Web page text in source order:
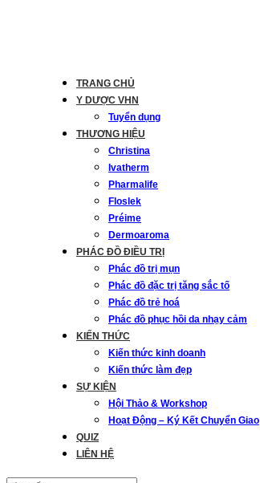
TRANG CHỦ
Y DƯỢC VHN
Tuyển dụng
THƯƠNG HIỆU
Christina
Ivatherm
Pharmalife
Floslek
Préime
Dermoaroma
PHÁC ĐỒ ĐIỀU TRỊ
Phác đồ trị mụn
Phác đồ đặc trị tăng sắc tố
Phác đồ trẻ hoá
Phác đồ phục hồi da nhạy cảm
KIẾN THỨC
Kiến thức kinh doanh
Kiến thức làm đẹp
SỰ KIỆN
Hội Thảo & Workshop
Hoạt Động – Ký Kết Chuyển Giao
QUIZ
LIÊN HỆ